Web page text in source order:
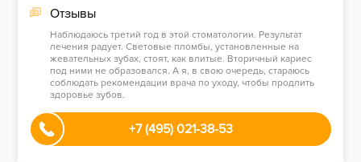
Отзывы
Наблюдаюсь третий год в этой стоматологии. Результат
лечения радует. Световые пломбы, установленные на
жевательных зубах, стоят, как влитые. Вторичный кариес
под ними не образовался. А я, в свою очередь, стараюсь
соблюдать рекомендации врача по уходу, чтобы продлить
здоровье зубов.
+7 (495) 021-38-53